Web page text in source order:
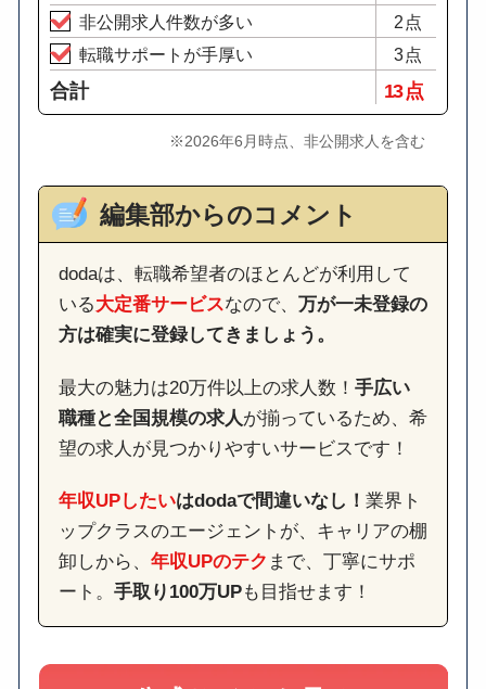
非公開求人件数が多い
2点
転職サポートが手厚い
3点
合計 13 点
※2026年6月時点、非公開求人を含む
編集部からのコメント
dodaは、転職希望者のほとんどが利用して
いる大定番サービスなので、 万が一未登録の
方は確実に登録してきましょう。
最大の魅力は20万件以上の求人数！ 手広い
職種と全国規模の求人が揃っているため、希
望の求人が見つかりやすいサービスです！
年収UPしたいはdodaで間違いなし！ 業界ト
ップクラスのエージェントが、キャリアの棚
卸しから、 年収UPのテク まで、丁寧にサポ
ート。 手取り100万UPも目指せます！